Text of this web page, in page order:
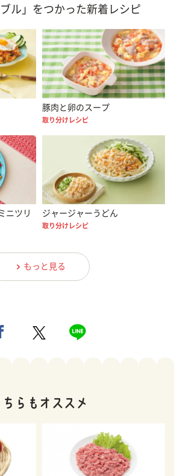
ル」をつかった新着レシピ
豚肉と卵のスープ
取り分けレシピ
ニツリ
ジャージャーうどん
取り分けレシピ
もっと見る